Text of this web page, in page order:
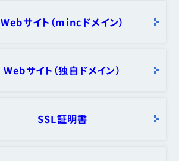
Webサイト（mincドメイン）
Webサイト（独自ドメイン）
SSL証明書